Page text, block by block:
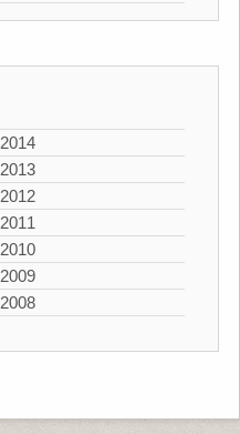
2014
2013
2012
2011
2010
2009
2008